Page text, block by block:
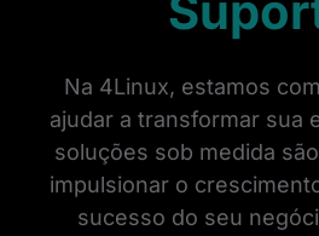
Na 4Linux, estamos
ajudar a transformar sua
soluções sob medida
impulsionar o
sucesso do seu